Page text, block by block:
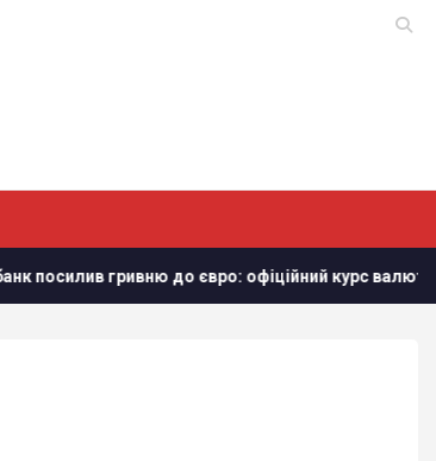
до євро: офіційний курс валют на понеділок